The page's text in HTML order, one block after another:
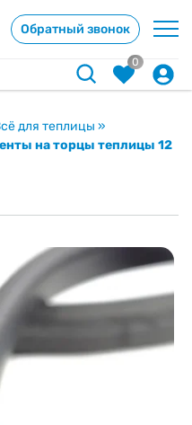
Обратный звонок
0
для теплицы »
на торцы теплицы 12